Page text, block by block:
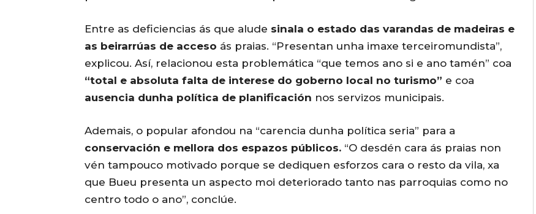
Entre as deficiencias ás que alude sinala o estado das varandas de madeiras e
as beirarrúas de acceso ás praias. “Presentan unha imaxe terceiromundista”,
explicou. Así, relacionou esta problemática “que temos ano si e ano tamén” coa
“total e absoluta falta de interese do goberno local no turismo” e coa
ausencia dunha política de planificación nos servizos municipais.
Ademais, o popular afondou na “carencia dunha política seria” para a
conservación e mellora dos espazos públicos. “O desdén cara ás praias non
vén tampouco motivado porque se dediquen esforzos cara o resto da vila, xa
que Bueu presenta un aspecto moi deteriorado tanto nas parroquias como no
centro todo o ano”, conclúe.